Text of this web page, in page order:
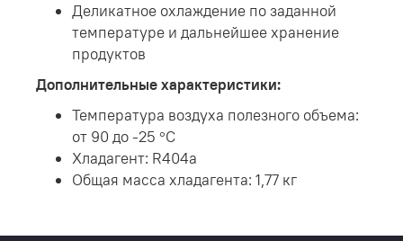
Деликатное охлаждение по заданной
температуре и дальнейшее хранение
продуктов
Дополнительные характеристики:
Температура воздуха полезного объема:
от 90 до -25 °C
Хладагент: R404a
Общая масса хладагента: 1,77 кг